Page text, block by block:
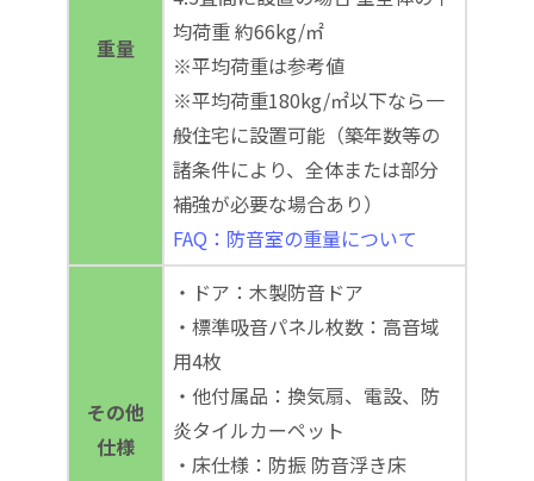
重量
均荷重 約66kg/㎡
※平均荷重は参考値
※平均荷重180kg/㎡以下なら一
般住宅に設置可能（築年数等の
諸条件により、全体または部分
補強が必要な場合あり）
FAQ：防音室の重量について
その他
仕様
・ドア：木製防音ドア
・標準吸音パネル枚数：高音域
用4枚
・他付属品：換気扇、電設、防
炎タイルカーペット
・床仕様：防振 防音浮き床